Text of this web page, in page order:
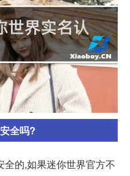
全吗?
的,如果迷你世界官方不